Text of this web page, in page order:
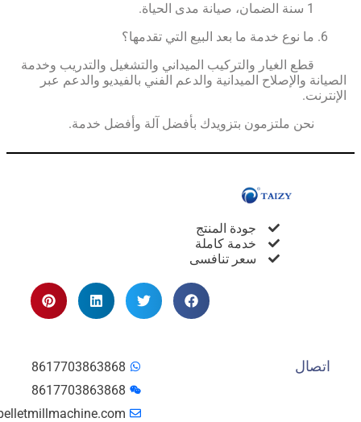
ما نوع خدمة ما بعد البيع التي تقدمها؟
والتركيب الميداني والتشغيل والتدريب وخدمة
والإصلاح الميدانية والدعم الفني بالفيديو والدعم عبر
ملتزمون بتزويدك بأفضل آلة وأفضل خدمة.
جودة المنتج
خدمة كاملة
سعر تنافسى
8617703863868
8617703863868
info@pelletmillmachine.com